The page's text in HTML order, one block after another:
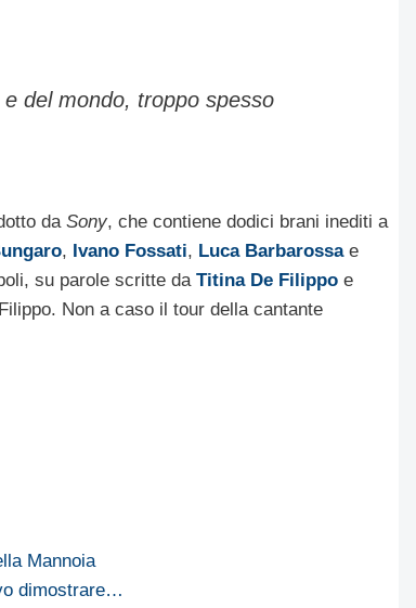
e del mondo, troppo spesso
da Sony, che contiene dodici brani inediti a
, Ivano Fossati, Luca Barbarossae
su parole scritte da Titina De Filippo e
Non a caso il tour della cantante
Mannoia
dimostrare…